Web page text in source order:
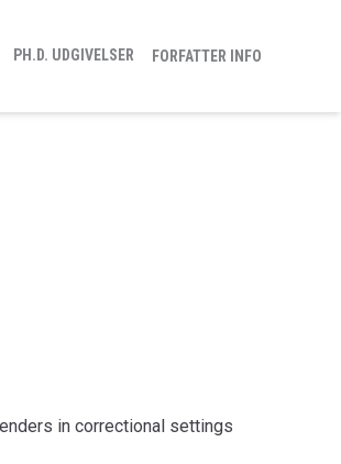
PH.D. UDGIVELSER FORFATTER INFO
in correctional settings